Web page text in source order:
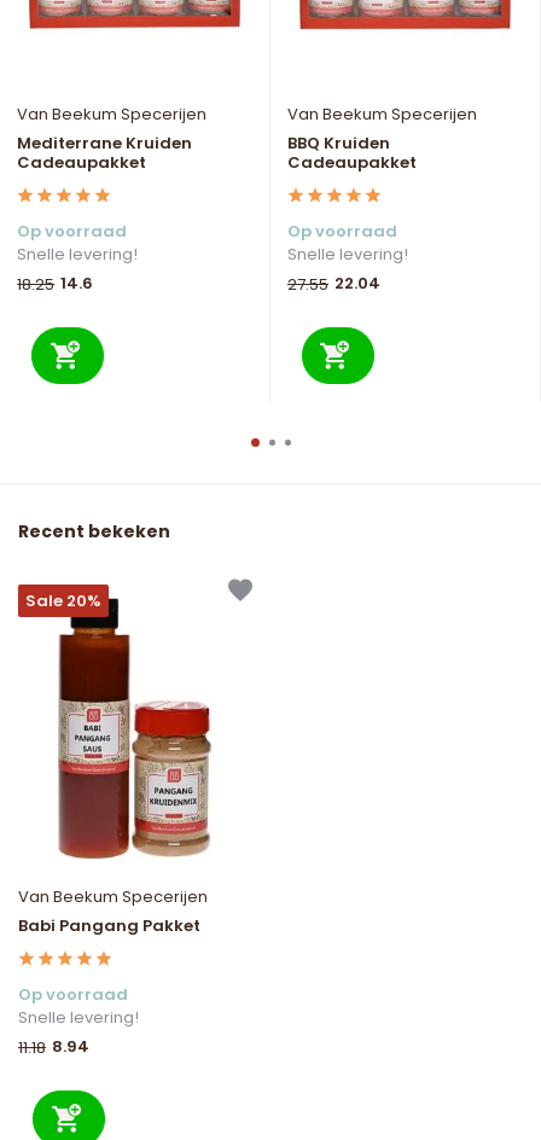
Van Beekum Specerijen
Mediterrane Kruiden
Cadeaupakket
Op voorraad
Snelle levering!
18.25 14.6
Van Beekum Specerijen
BBQ Kruiden
Cadeaupakket
Op voorraad
Snelle levering!
27.55 22.04
Recent bekeken
Sale 20%
Van Beekum Specerijen
Babi Pangang Pakket
Op voorraad
Snelle levering!
11.18 8.94